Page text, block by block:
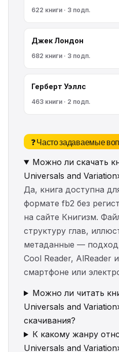
622 книги · 3 подп.
Джек Лондон
682 книги · 3 подп.
Герберт Уэллс
463 книги · 2 подп.
❓ Часто задаваемые
Можно ли скачать
Universals and
Да, книга доступна
формате fb2 без
на сайте Книгизм.
структуру глав,
метаданные —
Cool Reader, AlReader
смартфоне или
Можно ли читать
Universals and
скачивания?
К какому жанру
Universals and